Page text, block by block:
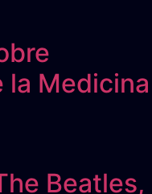
la Medicina
Beatles,